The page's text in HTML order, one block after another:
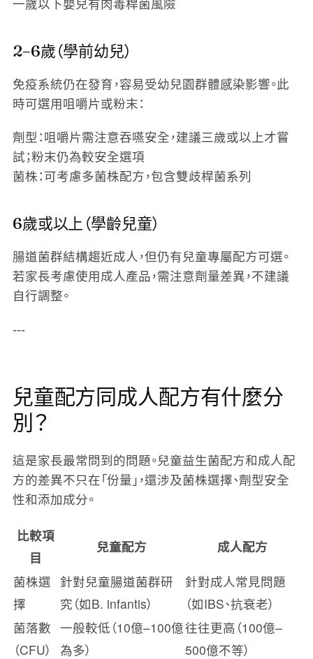
一歲以下嬰兒有肉毒桿菌風險
2–6歲（學前幼兒）
免疫系統仍在發育，容易受幼兒園群體感染影響。此
時可選用咀嚼片或粉末：
劑型 ：咀嚼片需注意吞嚥安全，建議三歲或以上才嘗
試；粉末仍為較安全選項
菌株 ：可考慮多菌株配方，包含雙歧桿菌系列
6歲或以上（學齡兒童）
腸道菌群結構趨近成人，但仍有兒童專屬配方可選。
若家長考慮使用成人產品，需注意劑量差異，不建議
自行調整。
---
兒童配方同成人配方有什麼分
別？
這是家長最常問到的問題。兒童益生菌配方和成人配
方的差異不只在「份量」，還涉及菌株選擇、劑型安全
性和添加成分。
比較項
目
兒童配方
成人配方
菌株選
擇
針對兒童腸道菌群研
究（如B. infantis）
針對成人常見問題
（如IBS、抗衰老）
菌落數
（CFU）
一般較低（10億–100億
為多）
往往更高（100億–
500億不等）